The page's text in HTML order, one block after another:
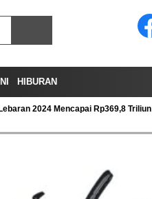
HIBURAN
2024 Mencapai Rp369,8 Triliun